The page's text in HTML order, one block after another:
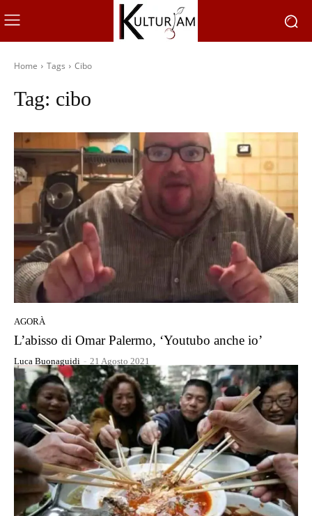
Home Tags Cibo
Tag: cibo
AGORÀ
L’abisso di Omar Palermo, ‘Youtubo anche io’
Luca Buonaguidi - 21 Agosto 2021